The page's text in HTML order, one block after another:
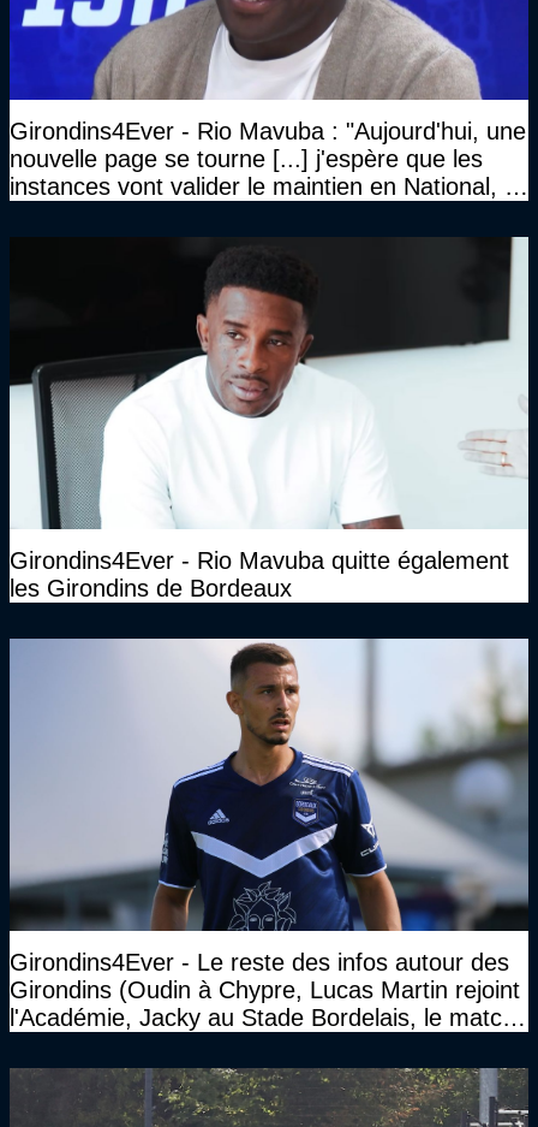
Girondins4Ever - Rio Mavuba : "Aujourd'hui, une
nouvelle page se tourne [...] j'espère que les
instances vont valider le maintien en National, et
haut niveau"
Girondins4Ever - Rio Mavuba quitte également
les Girondins de Bordeaux
Girondins4Ever - Le reste des infos autour des
Girondins (Oudin à Chypre, Lucas Martin rejoint
l'Académie, Jacky au Stade Bordelais, le match